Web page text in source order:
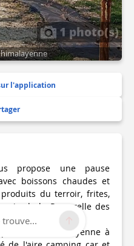
1 photo(s)
l'application
propose une pause
boissons chaudes et
produits du terroir, frites,
de la Passerelle des
himalayenne à